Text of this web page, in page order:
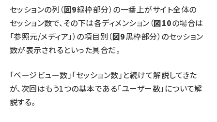
セッションの列（図9緑枠部分）の一番上がサイト全体の
セッション数で、その下は各ディメンション（図10の場合は
「参照元/メディア」）の項目別（図9黒枠部分）のセッション
数が表示されるといった具合だ。
「ページビュー数」「セッション数」と続けて解説してきた
が、次回はもう1つの基本である「ユーザー数」について解
説する。